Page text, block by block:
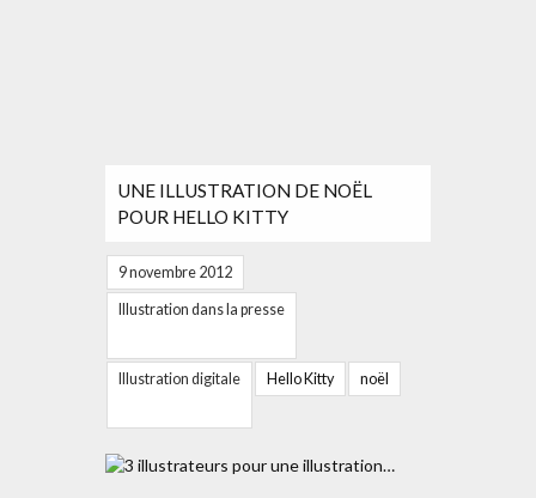
UNE ILLUSTRATION DE NOËL
POUR HELLO KITTY
9 novembre 2012
Illustration dans la presse
Illustration digitale Hello Kitty noël